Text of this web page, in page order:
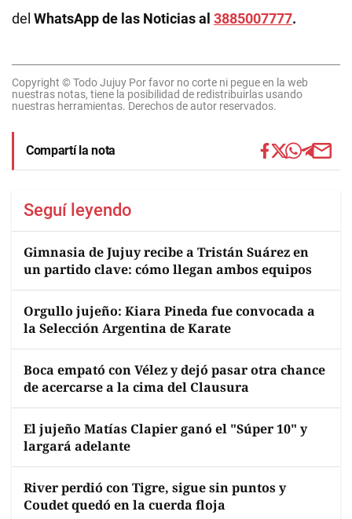
del WhatsApp de las Noticias al 3885007777.
Copyright © Todo Jujuy Por favor no corte ni pegue en la web
nuestras notas, tiene la posibilidad de redistribuirlas usando
nuestras herramientas. Derechos de autor reservados.
Compartí la nota
Seguí leyendo
Gimnasia de Jujuy recibe a Tristán Suárez en
un partido clave: cómo llegan ambos equipos
Orgullo jujeño: Kiara Pineda fue convocada a
la Selección Argentina de Karate
Boca empató con Vélez y dejó pasar otra chance
de acercarse a la cima del Clausura
El jujeño Matías Clapier ganó el "Súper 10" y
largará adelante
River perdió con Tigre, sigue sin puntos y
Coudet quedó en la cuerda floja